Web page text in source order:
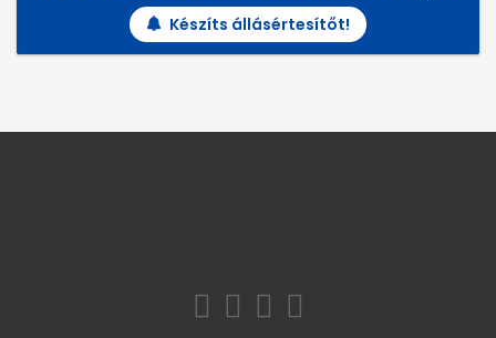
Készíts állásértesítőt!